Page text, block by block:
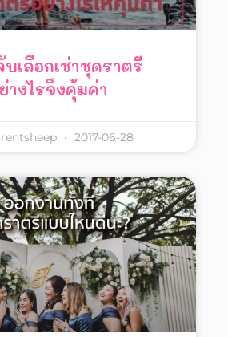
บเลือกเช่าชุดราตรี
างไรจึงคุ้มค่า
2017-06-28